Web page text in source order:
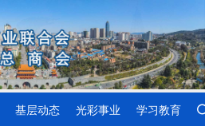
基层动态 光彩事业 学习教育